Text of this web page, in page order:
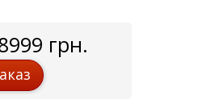
грн.